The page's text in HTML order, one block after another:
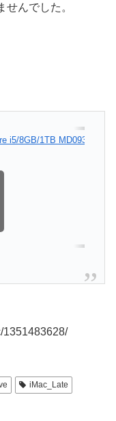
んでした。
i5/8GB/1TB MD093J/A
1351483628/
iMac_Late